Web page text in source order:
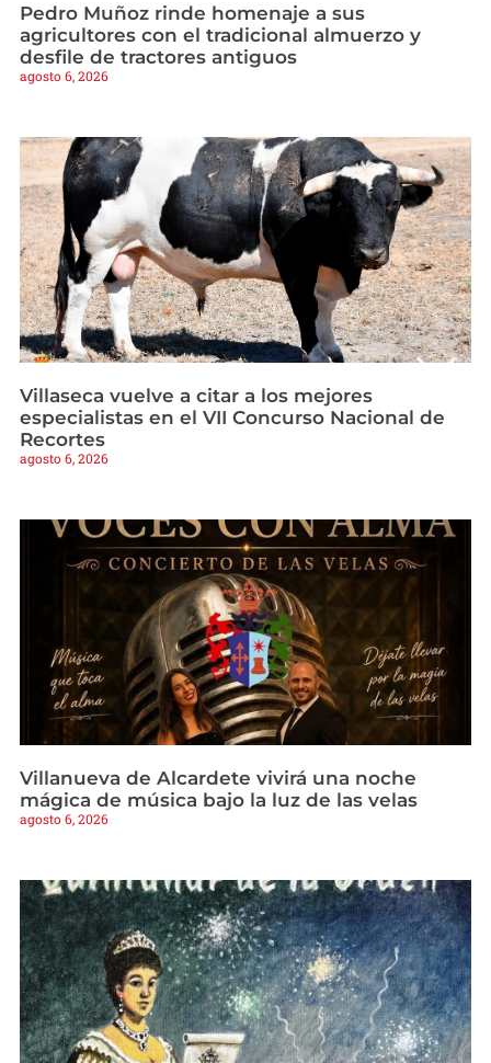
Pedro Muñoz rinde homenaje a sus
agricultores con el tradicional almuerzo y
desfile de tractores antiguos
agosto 6, 2026
Villaseca vuelve a citar a los mejores
especialistas en el VII Concurso Nacional de
Recortes
agosto 6, 2026
Villanueva de Alcardete vivirá una noche
mágica de música bajo la luz de las velas
agosto 6, 2026